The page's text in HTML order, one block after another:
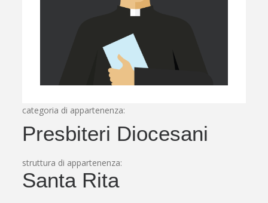
categoria di appartenenza:
Presbiteri Diocesani
struttura di appartenenza:
Santa Rita